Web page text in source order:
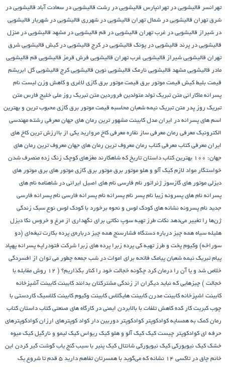
تهرانسر قالیشویی در تهرانپارس قالیشویی در رشت قالیشویی در سعادت آباد قالیشویی در
شرق تهران قالیشویی در شمال تهران قالیشویی در شهرری قالیشویی در شهریار قالیشویی
در شیراز قالیشویی در غرب تهران قالیشویی در قم قالیشویی در مشهد قالیشویی در منزل
قالیشویی در پرند قالیشویی در پونک قالیشویی در کرج قالیشویی در کیش قالیشویی شرق
تهران قالیشویی شیراز قالیشویی غرب تهران قالیشویی فرش قرمز قالیشویی قم قالیشویی
مادر قالیشویی مشهد قالیشویی نارمک قالیشویی نوین قالیشویی کرج قالیشویی گل ابریشم
قیمت بلیط کیش قیمت موتور برق قیمت موتور برق گازی لاغری و کاهش وزن لیست نام
پسرانه ماکارانی متن تبریک تولد متولدین فروردین متن تبریک روز ملی خلیج فارس متن
تبریک روز پدر متن تبریک نیمه شعبان محاسبه قیمت موتور برق گازی محبوب ترین و بهترین
اسم های پسرانه در ایران مدل کابینت مشهور ترین رمان های جهان معرفی رشته مهندسی
الکترونیک معرفی رمان معرفی ساز نقاره معرفی کاخ مروارید یکی از باارزش ترین کاخ های
ایران معرفی کتاب معرفی کتاب رمان معروف ترین رمان های جهان معروف ترین رمان های
جهان: ۱۰۰ بهترین کتاب داستان تاریخ که شاهکارند
مغزهای کوچک زنگ زده منصرف شدن
خواستگار مواد لازم کیک آلو و هلو موتور برق موتور برق گازی موتور های برق موتور های
دیزلی موتور های گازسوز ژنراتور نام فارسی نام های اصیل ایرانی در شاهنامه نام های
پسرانه نام های پسرونه زیبا نام پسر نام پسرانه نام پسرانه فارسی نام پسرانه فارسی
جدید نام پسرونه نشانه های کودک لوس و نحوه برخورد با کودک لوس نوع سبک زندگی
ژن‌ها را تغییر می‌دهد نکات طرز تهیه سوپ نکاتی برای نگهداری از مرغ و خروس نکا دیزل
هلیله سیاه همه چیز درباره دستگاه فشارسنج همه چیز درباره‌ی پرده بکارت تیغه‌ای (دو
سوراخه) وکیوم پخت و طرز تهیه کی پرده زبرا پرده های زبرا شرکت فتودراپه پسرانه پهپاد
پیام تبریک نیمه شعبان پیامک فاتحه برای اموات در شب جمعه چطور می توان از افسردگی
خلاص شد و یا آن را درمان کرد
چگونه خجالت خود را کنار بگذاریم؟ ( 12 روش مقابله با
خجالت ) چیزهایی که نباید دیگران از زندگی مشترکتان بدانند کابینت کابینت آشپزخانه
کابینت اشپزخانه کابینت مدرن کابینت هایگلاس کابینت وکیوم کابینت کلاسیک کاردستی با
چوب کبریت کار کده کاهش تلفات با بالابردن ایمنی در کارگاه های صنعتی کتاب داستان کتاب
رمان کمک به همسایه کوادکوپتر کوادکوپتر دوربین دار کواد کوپترهای ارزان کوادکوپترهای
حرفه ای کوادکوپتر چیست کیک کیک آلو و هلو کیک ریواس کیک لیمو و نارگیل کیک میوه
خشک کیک نیویورکی کیک نیویورکی شانتال کیک پنیر با سیب گنج‌ یاب گوشت گیر کردن این
خانم چاق در تاکسی ۱۴ نشانه که می‌گوید با همسرتان تفاهم دارید ۵ قدم تا شروع یک